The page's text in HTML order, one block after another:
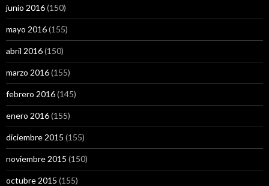
junio 2016(150)
mayo 2016(155)
abril 2016(150)
marzo 2016(155)
febrero 2016(145)
enero 2016(155)
diciembre 2015 (155)
noviembre 2015 (150)
octubre 2015 (155)